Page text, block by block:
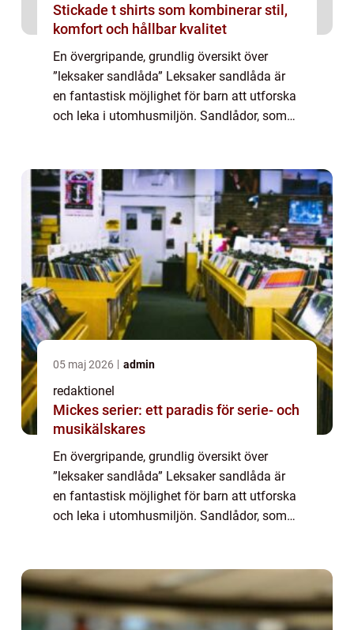
Stickade t shirts som kombinerar stil,
komfort och hållbar kvalitet
En övergripande, grundlig översikt över
”leksaker sandlåda” Leksaker sandlåda är
en fantastisk möjlighet för barn att utforska
och leka i utomhusmiljön. Sandlådor, som
05 maj 2026 admin
redaktionel
Mickes serier: ett paradis för serie- och
musikälskares
En övergripande, grundlig översikt över
”leksaker sandlåda” Leksaker sandlåda är
en fantastisk möjlighet för barn att utforska
och leka i utomhusmiljön. Sandlådor, som